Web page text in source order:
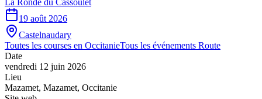
19 août 2026
Castelnaudary
Toutes les courses en OccitanieTous les événements Route
Date
vendredi 12 juin 2026
Lieu
Mazamet, Mazamet, Occitanie